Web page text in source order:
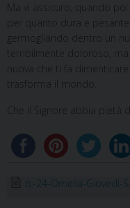
Ma vi assicuro, quando poi
per quanto dura e
germogliando dentro un
terribilmente doloroso,
nuova che ti fa
trasforma il mondo.
Che il Signore abbia pietà
n.-24-Omelia-Giovedì-